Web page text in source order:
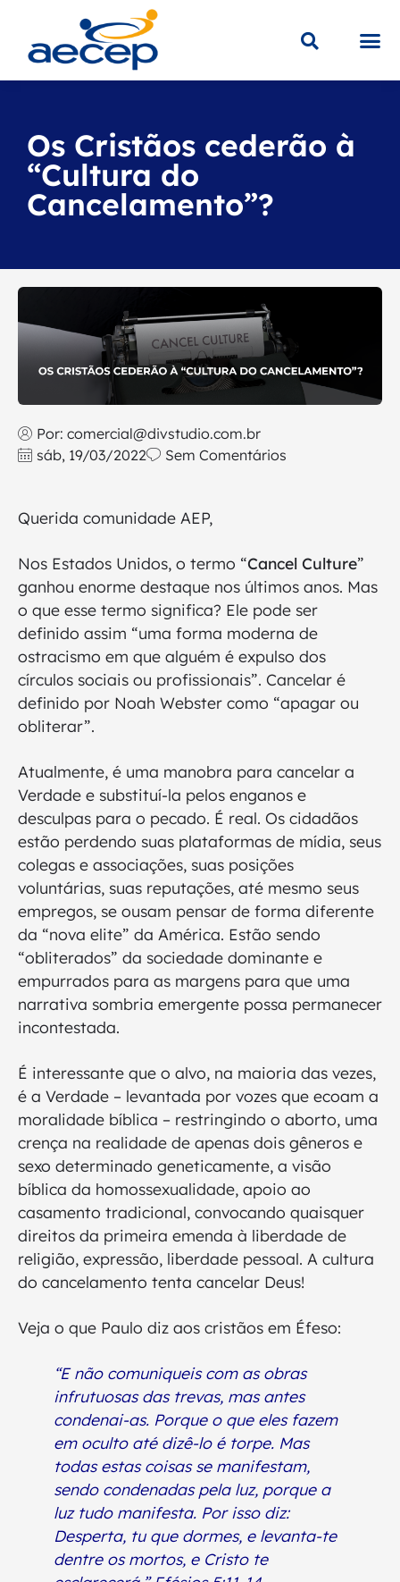
Os Cristãos cederão à
“Cultura do
Cancelamento”?
Por: comercial@divstudio.com.br
sáb, 19/03/2022
Sem Comentários
Querida comunidade AEP,
Nos Estados Unidos, o termo “Cancel Culture”
ganhou enorme destaque nos últimos anos. Mas
o que esse termo significa? Ele pode ser
definido assim “uma forma moderna de
ostracismo em que alguém é expulso dos
círculos sociais ou profissionais”. Cancelar é
definido por Noah Webster como “apagar ou
obliterar”.
Atualmente, é uma manobra para cancelar a
Verdade e substituí-la pelos enganos e
desculpas para o pecado. É real. Os cidadãos
estão perdendo suas plataformas de mídia, seus
colegas e associações, suas posições
voluntárias, suas reputações, até mesmo seus
empregos, se ousam pensar de forma diferente
da “nova elite” da América. Estão sendo
“obliterados” da sociedade dominante e
empurrados para as margens para que uma
narrativa sombria emergente possa permanecer
incontestada.
É interessante que o alvo, na maioria das vezes,
é a Verdade – levantada por vozes que ecoam a
moralidade bíblica – restringindo o aborto, uma
crença na realidade de apenas dois gêneros e
sexo determinado geneticamente, a visão
bíblica da homossexualidade, apoio ao
casamento tradicional, convocando quaisquer
direitos da primeira emenda à liberdade de
religião, expressão, liberdade pessoal. A cultura
do cancelamento tenta cancelar Deus!
Veja o que Paulo diz aos cristãos em Éfeso:
“E não comuniqueis com as obras
infrutuosas das trevas, mas antes
condenai-as. Porque o que eles fazem
em oculto até dizê-lo é torpe. Mas
todas estas coisas se manifestam,
sendo condenadas pela luz, porque a
luz tudo manifesta. Por isso diz:
Desperta, tu que dormes, e levanta-te
dentre os mortos, e Cristo te